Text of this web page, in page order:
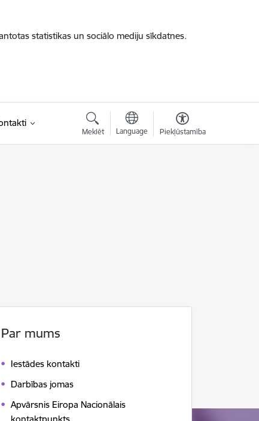
statistikas un sociālo mediju sīkdatnes.
Meklēt Language Piekļūstamība
Par mums
Iestādes kontakti
Darbības jomas
Apvārsnis Eiropa Nacionālais